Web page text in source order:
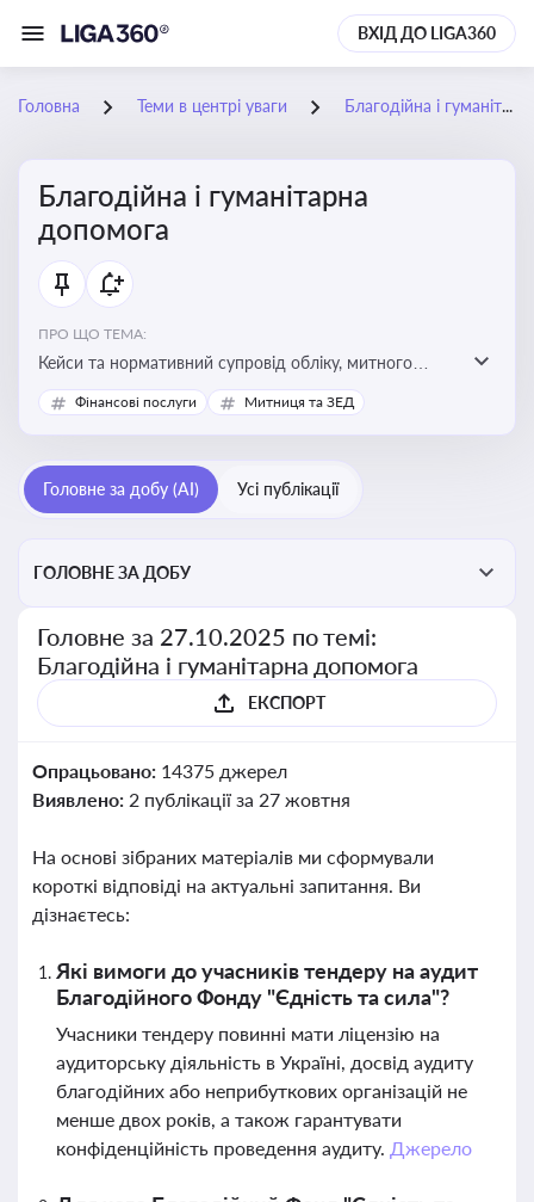
ВХІД ДО LIGA360
Головна Теми в центрі уваги Благодійна і гуманітарна допомога
Благодійна і гуманітарна
допомога
ПРО ЩО ТЕМА:
Кейси та нормативний супровід обліку, митного
оформлення, контролю та утилізації гуманітарної або
благодійної допомоги
Фінансові послуги Митниця та ЗЕД
Головне за добу (AI) Усі публікації
ГОЛОВНЕ ЗА ДОБУ
Головне за 27.10.2025 по темі:
Благодійна і гуманітарна допомога
ЕКСПОРТ
Опрацьовано: 14375 джерел
Виявлено: 2 публікації за 27 жовтня
На основі зібраних матеріалів ми сформували
короткі відповіді на актуальні запитання. Ви
дізнаєтесь:
Які вимоги до учасників тендеру на аудит
Благодійного Фонду "Єдність та сила"?
Учасники тендеру повинні мати ліцензію на
аудиторську діяльність в Україні, досвід аудиту
благодійних або неприбуткових організацій не
менше двох років, а також гарантувати
конфіденційність проведення аудиту. Джерело